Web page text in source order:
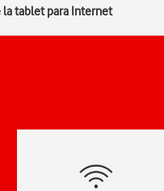
la tablet para Internet